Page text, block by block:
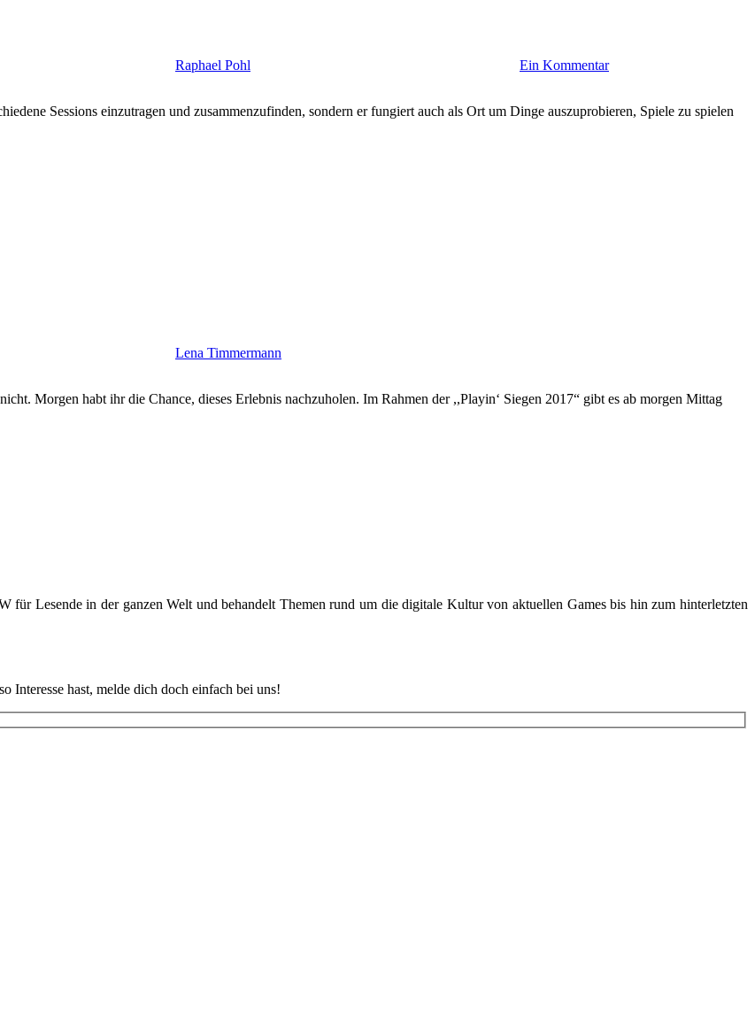
Raphael Pohl Ein Kommentar
Sessions einzutragen und zusammenzufinden, sondern er fungiert auch als Ort um Dinge auszuprobieren, Spiele zu spielen
Lena Timmermann
Morgen habt ihr die Chance, dieses Erlebnis nachzuholen. Im Rahmen der ,,Playin‘ Siegen 2017“ gibt es ab morgen Mittag
Lesende in der ganzen Welt und behandelt Themen rund um die digitale Kultur von aktuellen Games bis hin zum hinterletzten
Interesse hast, melde dich doch einfach bei uns!